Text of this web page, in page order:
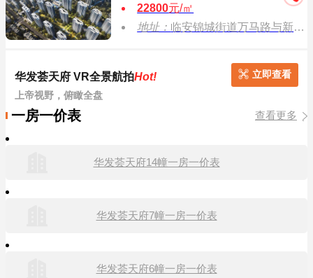
22800元/㎡
地址： 临安锦城街道万马路与新民街交叉口西北处（地铁临安广场站星悦金座北面）
华发荟天府 VR全景航拍Hot!
上帝视野，俯瞰全盘
立即查看
一房一价表 查看更多
华发荟天府14幢一房一价表
华发荟天府7幢一房一价表
华发荟天府6幢一房一价表